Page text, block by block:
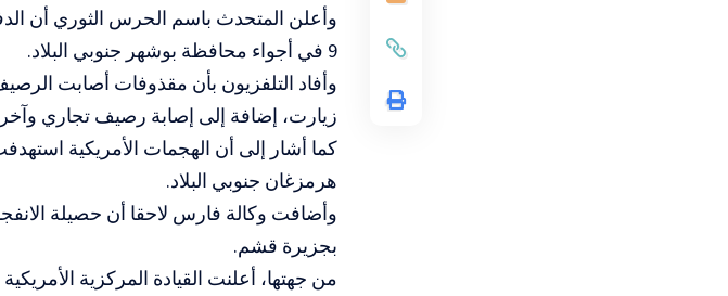
وأعلن المتحدث باسم الحرس الثوري أن
9 في أجواء محافظة بوشهر جنوبي البلاد.
وأفاد التلفزيون بأن مقذوفات أصابت
زيارت، إضافة إلى إصابة رصيف تجاري
كما أشار إلى أن الهجمات الأمريكية
هرمزغان جنوبي البلاد.
بجزيرة قشم.
من جهتها، أعلنت القيادة المركزية